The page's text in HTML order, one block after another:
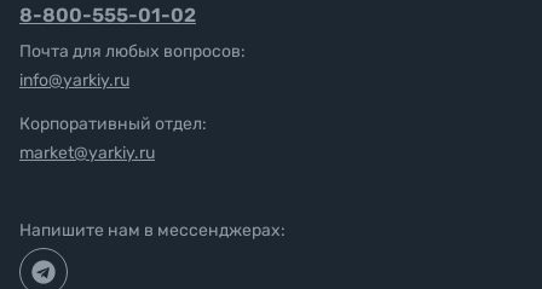
8-800-555-01-02
Почта для любых вопросов:
info@yarkiy.ru
Корпоративный отдел:
market@yarkiy.ru
Напишите нам в мессенджерах: